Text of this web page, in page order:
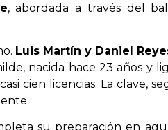
, abordada a través del
Luis Martín y Daniel
nacida hace 23 años y
cien licencias. La clave,
su preparación en